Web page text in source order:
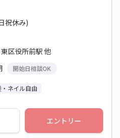
祝休み)
区役所前駅 他
開始日相談OK
・ネイル自由
エントリー